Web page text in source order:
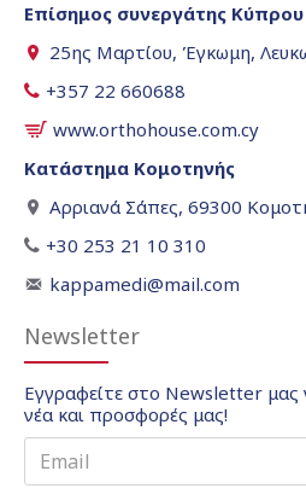
Επίσημος συνεργάτης Κύπρου
25ης Μαρτίου, Έγκωμη,
+357 22 660688
www.orthohouse.com.cy
Κατάστημα Κομοτηνής
Αρριανά Σάπες, 69300
+30 253 21 10 310
kappamedi@mail.com
Newsletter
Εγγραφείτε στο Newsletter μας
νέα και προσφορές μας!